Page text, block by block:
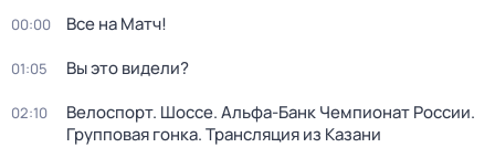
00:00 Все на Матч!
01:05 Вы это видели?
02:10
Велоспорт. Шоссе. Альфа-Банк Чемпионат России.
Групповая гонка. Трансляция из Казани